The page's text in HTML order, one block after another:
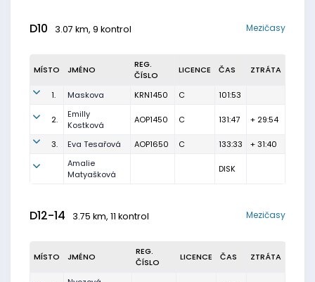
D10 3.07 km, 9 kontrol Mezičasy
MÍSTO JMÉNO
REG.
ČÍSLO
LICENCE ČAS ZTRÁTA
1. Maskova KRN1450 C 101:53
2.
Emilly
Kostková
AOP1450 C 131:47 + 29:54
3. Eva Tesařová AOP1650 C 133:33
+ 31:40
Amalie
Matyašková
DISK
D12-14 3.75 km, 11 kontrol Mezičasy
MÍSTO JMÉNO
REG.
ČÍSLO
LICENCE ČAS ZTRÁTA